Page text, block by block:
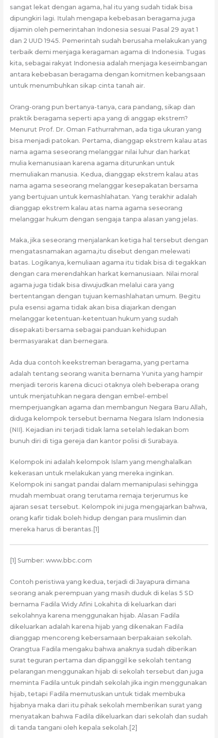
sangat lekat dengan agama, hal itu yang sudah tidak bisa
dipungkiri lagi. Itulah mengapa kebebasan beragama juga
dijamin oleh pemerintahan Indonesia sesuai Pasal 29 ayat 1
dan 2 UUD 1945. Pemerintah sudah berusaha melakukan yang
terbaik demi menjaga keragaman agama di Indonesia. Tugas
kita, sebagai rakyat Indonesia adalah menjaga keseimbangan
antara kebebasan beragama dengan komitmen kebangsaan
untuk menumbuhkan sikap cinta tanah air.
Orang-orang pun bertanya-tanya, cara pandang, sikap dan
praktik beragama seperti apa yang di anggap ekstrem?
Menurut Prof. Dr. Oman Fathurrahman, ada tiga ukuran yang
bisa menjadi patokan. Pertama, dianggap ekstrem kalau atas
nama agama seseorang melanggar nilai luhur dan harkat
mulia kemanusiaan karena agama diturunkan untuk
memuliakan manusia. Kedua, dianggap ekstrem kalau atas
nama agama seseorang melanggar kesepakatan bersama
yang bertujuan untuk kemashlahatan. Yang terakhir adalah
dianggap ekstrem kalau atas nama agama seseorang
melanggar hukum dengan sengaja tanpa alasan yang jelas.
Maka, jika seseorang menjalankan ketiga hal tersebut dengan
mengatasnamakan agama,itu disebut dengan melewati
batas. Logikanya, kemuliaan agama itu tidak bisa di tegakkan
dengan cara merendahkan harkat kemanusiaan. Nilai moral
agama juga tidak bisa diwujudkan melalui cara yang
bertentangan dengan tujuan kemashlahatan umum. Begitu
pula esensi agama tidak akan bisa diajarkan dengan
melanggar ketentuan-ketentuan hukum yang sudah
disepakati bersama sebagai panduan kehidupan
bermasyarakat dan bernegara.
Ada dua contoh keekstreman beragama, yang pertama
adalah tentang seorang wanita bernama Yunita yang hampir
menjadi teroris karena dicuci otaknya oleh beberapa orang
untuk menjatuhkan negara dengan embel-embel
memperjuangkan agama dan membangun Negara Baru Allah,
diduga kelompok tersebut bernama Negara Islam Indonesia
(NII). Kejadian ini terjadi tidak lama setelah ledakan bom
bunuh diri di tiga gereja dan kantor polisi di Surabaya.
Kelompok ini adalah kelompok Islam yang menghalalkan
kekerasan untuk melakukan yang mereka inginkan.
Kelompok ini sangat pandai dalam memanipulasi sehingga
mudah membuat orang terutama remaja terjerumus ke
ajaran sesat tersebut. Kelompok ini juga mengajarkan bahwa,
orang kafir tidak boleh hidup dengan para muslimin dan
mereka harus di berantas.[1]
[1] Sumber: www.bbc.com
Contoh peristiwa yang kedua, terjadi di Jayapura dimana
seorang anak perempuan yang masih duduk di kelas 5 SD
bernama Fadila Widy Afini Lokahita di keluarkan dari
sekolahnya karena menggunakan hijab. Alasan Fadila
dikeluarkan adalah karena hijab yang dikenakan Fadila
dianggap mencoreng kebersamaan berpakaian sekolah.
Orangtua Fadila mengaku bahwa anaknya sudah diberikan
surat teguran pertama dan dipanggil ke sekolah tentang
pelarangan menggunakan hijab di sekolah tersebut dan juga
meminta Fadila untuk pindah sekolah jika ingin menggunakan
hijab, tetapi Fadila memutuskan untuk tidak membuka
hijabnya maka dari itu pihak sekolah memberikan surat yang
menyatakan bahwa Fadila dikeluarkan dari sekolah dan sudah
di tanda tangani oleh kepala sekolah.[2]